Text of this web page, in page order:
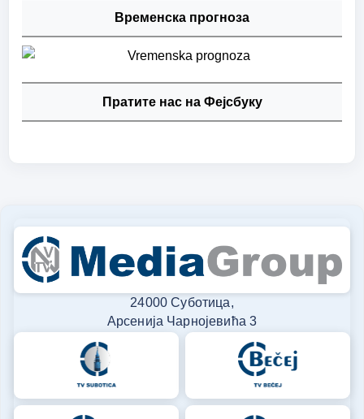
Временска прогноза
Пратите нас на Фејсбуку
24000 Суботица,
Арсенија Чарнојевића 3